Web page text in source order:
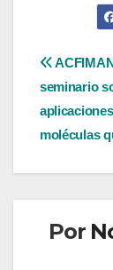
de
seminario
moléculas
Por